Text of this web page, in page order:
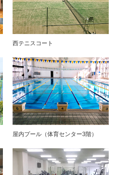
西テニスコート
屋内プール（体育センター3階）